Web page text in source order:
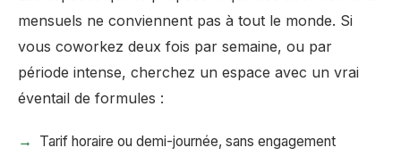
mensuels ne conviennent pas à tout le monde. Si
vous coworkez deux fois par semaine, ou par
période intense, cherchez un espace avec un vrai
éventail de formules :
Tarif horaire ou demi-journée, sans engagement